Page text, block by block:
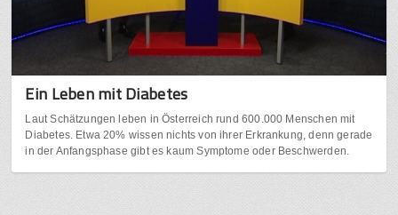
Ein Leben mit Diabetes
Laut Schätzungen leben in Österreich rund 600.000 Menschen mit
Diabetes. Etwa 20% wissen nichts von ihrer Erkrankung, denn gerade
in der Anfangsphase gibt es kaum Symptome oder Beschwerden.